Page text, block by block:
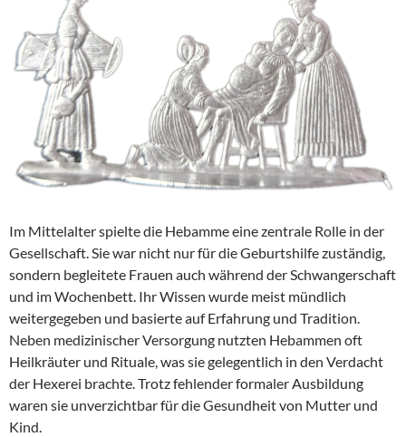
Im Mittelalter spielte die Hebamme eine zentrale Rolle in der
Gesellschaft. Sie war nicht nur für die Geburtshilfe zuständig,
sondern begleitete Frauen auch während der Schwangerschaft
und im Wochenbett. Ihr Wissen wurde meist mündlich
weitergegeben und basierte auf Erfahrung und Tradition.
Neben medizinischer Versorgung nutzten Hebammen oft
Heilkräuter und Rituale, was sie gelegentlich in den Verdacht
der Hexerei brachte. Trotz fehlender formaler Ausbildung
waren sie unverzichtbar für die Gesundheit von Mutter und
Kind.